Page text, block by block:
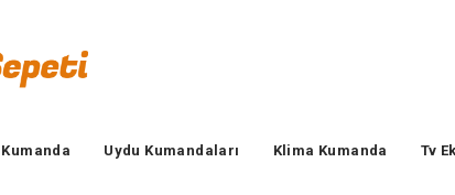
Kumanda Uydu Kumandaları Klima Kumanda Tv